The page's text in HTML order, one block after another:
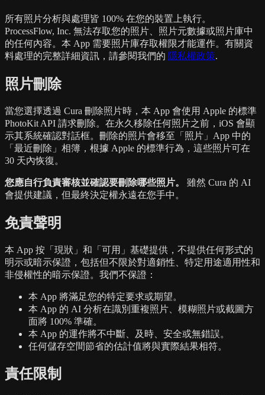
所有照片分析與處理皆 100% 在您的裝置上執行。
ProcessFlow, Inc. 無法存取您的照片、照片元數據或照片庫中
的任何內容。本 App 需要照片庫存取權限才能運作。有關資
料處理的完整詳細資訊，請參閱我們的 隱私權政策.
照片刪除
當您選擇透過 Cura 刪除照片時，本 App 會使用 Apple 的標準
PhotoKit API 請求刪除。在永久移除任何照片之前，iOS 會顯
示其系統確認對話框。刪除的照片會移至「照片」App 中的
「最近刪除」相簿，根據 Apple 的標準行為，這些照片可在
30 天內恢復。
您應自行負責審核並確認要刪除哪些照片。
雖然 Cura 的 AI
會提供建議，但最終決定權永遠在您手中。
免責聲明
本 App 按「現狀」和「可用」基礎提供，不提供任何形式的
明示或暗示保證，包括但不限於對適銷性、特定用途適用性和
非侵權性的暗示保證。我們不保證：
本 App 將滿足您的特定要求或期望。
本 App 的 AI 分析在識別重複照片、模糊照片或截圖方
面將 100% 準確。
本 App 的運作將不中斷、及時、安全或無錯誤。
任何儲存空間節省的估計值將與實際結果相符。
責任限制